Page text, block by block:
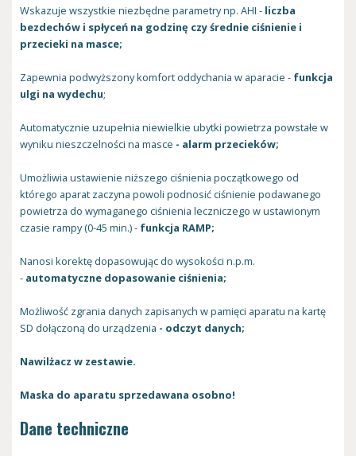
Wskazuje wszystkie niezbędne parametry np. AHI - liczba
bezdechów i spłyceń na godzinę czy średnie ciśnienie i
przecieki na masce;
Zapewnia podwyższony komfort oddychania w aparacie - funkcja
ulgi na wydechu;
Automatycznie uzupełnia niewielkie ubytki powietrza powstałe w
wyniku nieszczelności na masce - alarm przecieków;
Umożliwia ustawienie niższego ciśnienia początkowego od
którego aparat zaczyna powoli podnosić ciśnienie podawanego
powietrza do wymaganego ciśnienia leczniczego w ustawionym
czasie rampy (0-45 min.) - funkcja RAMP;
Nanosi korektę dopasowując do wysokości n.p.m.
- automatyczne dopasowanie ciśnienia;
Możliwość zgrania danych zapisanych w pamięci aparatu na kartę
SD dołączoną do urządzenia - odczyt danych;
Nawilżacz w zestawie.
Maska do aparatu sprzedawana osobno!
Dane techniczne